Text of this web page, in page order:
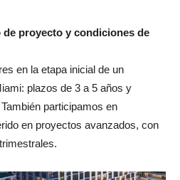
proyecto y condiciones de
en la etapa inicial de un
plazos de 3 a 5 años y
participamos en
en proyectos avanzados, con